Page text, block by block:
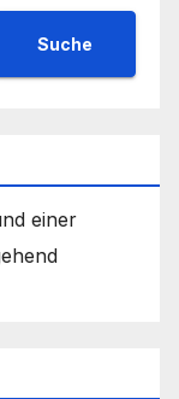
Suche
einer